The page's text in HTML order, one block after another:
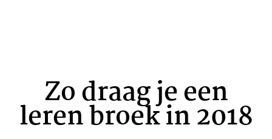
Zo draag je een
leren broek in 2018